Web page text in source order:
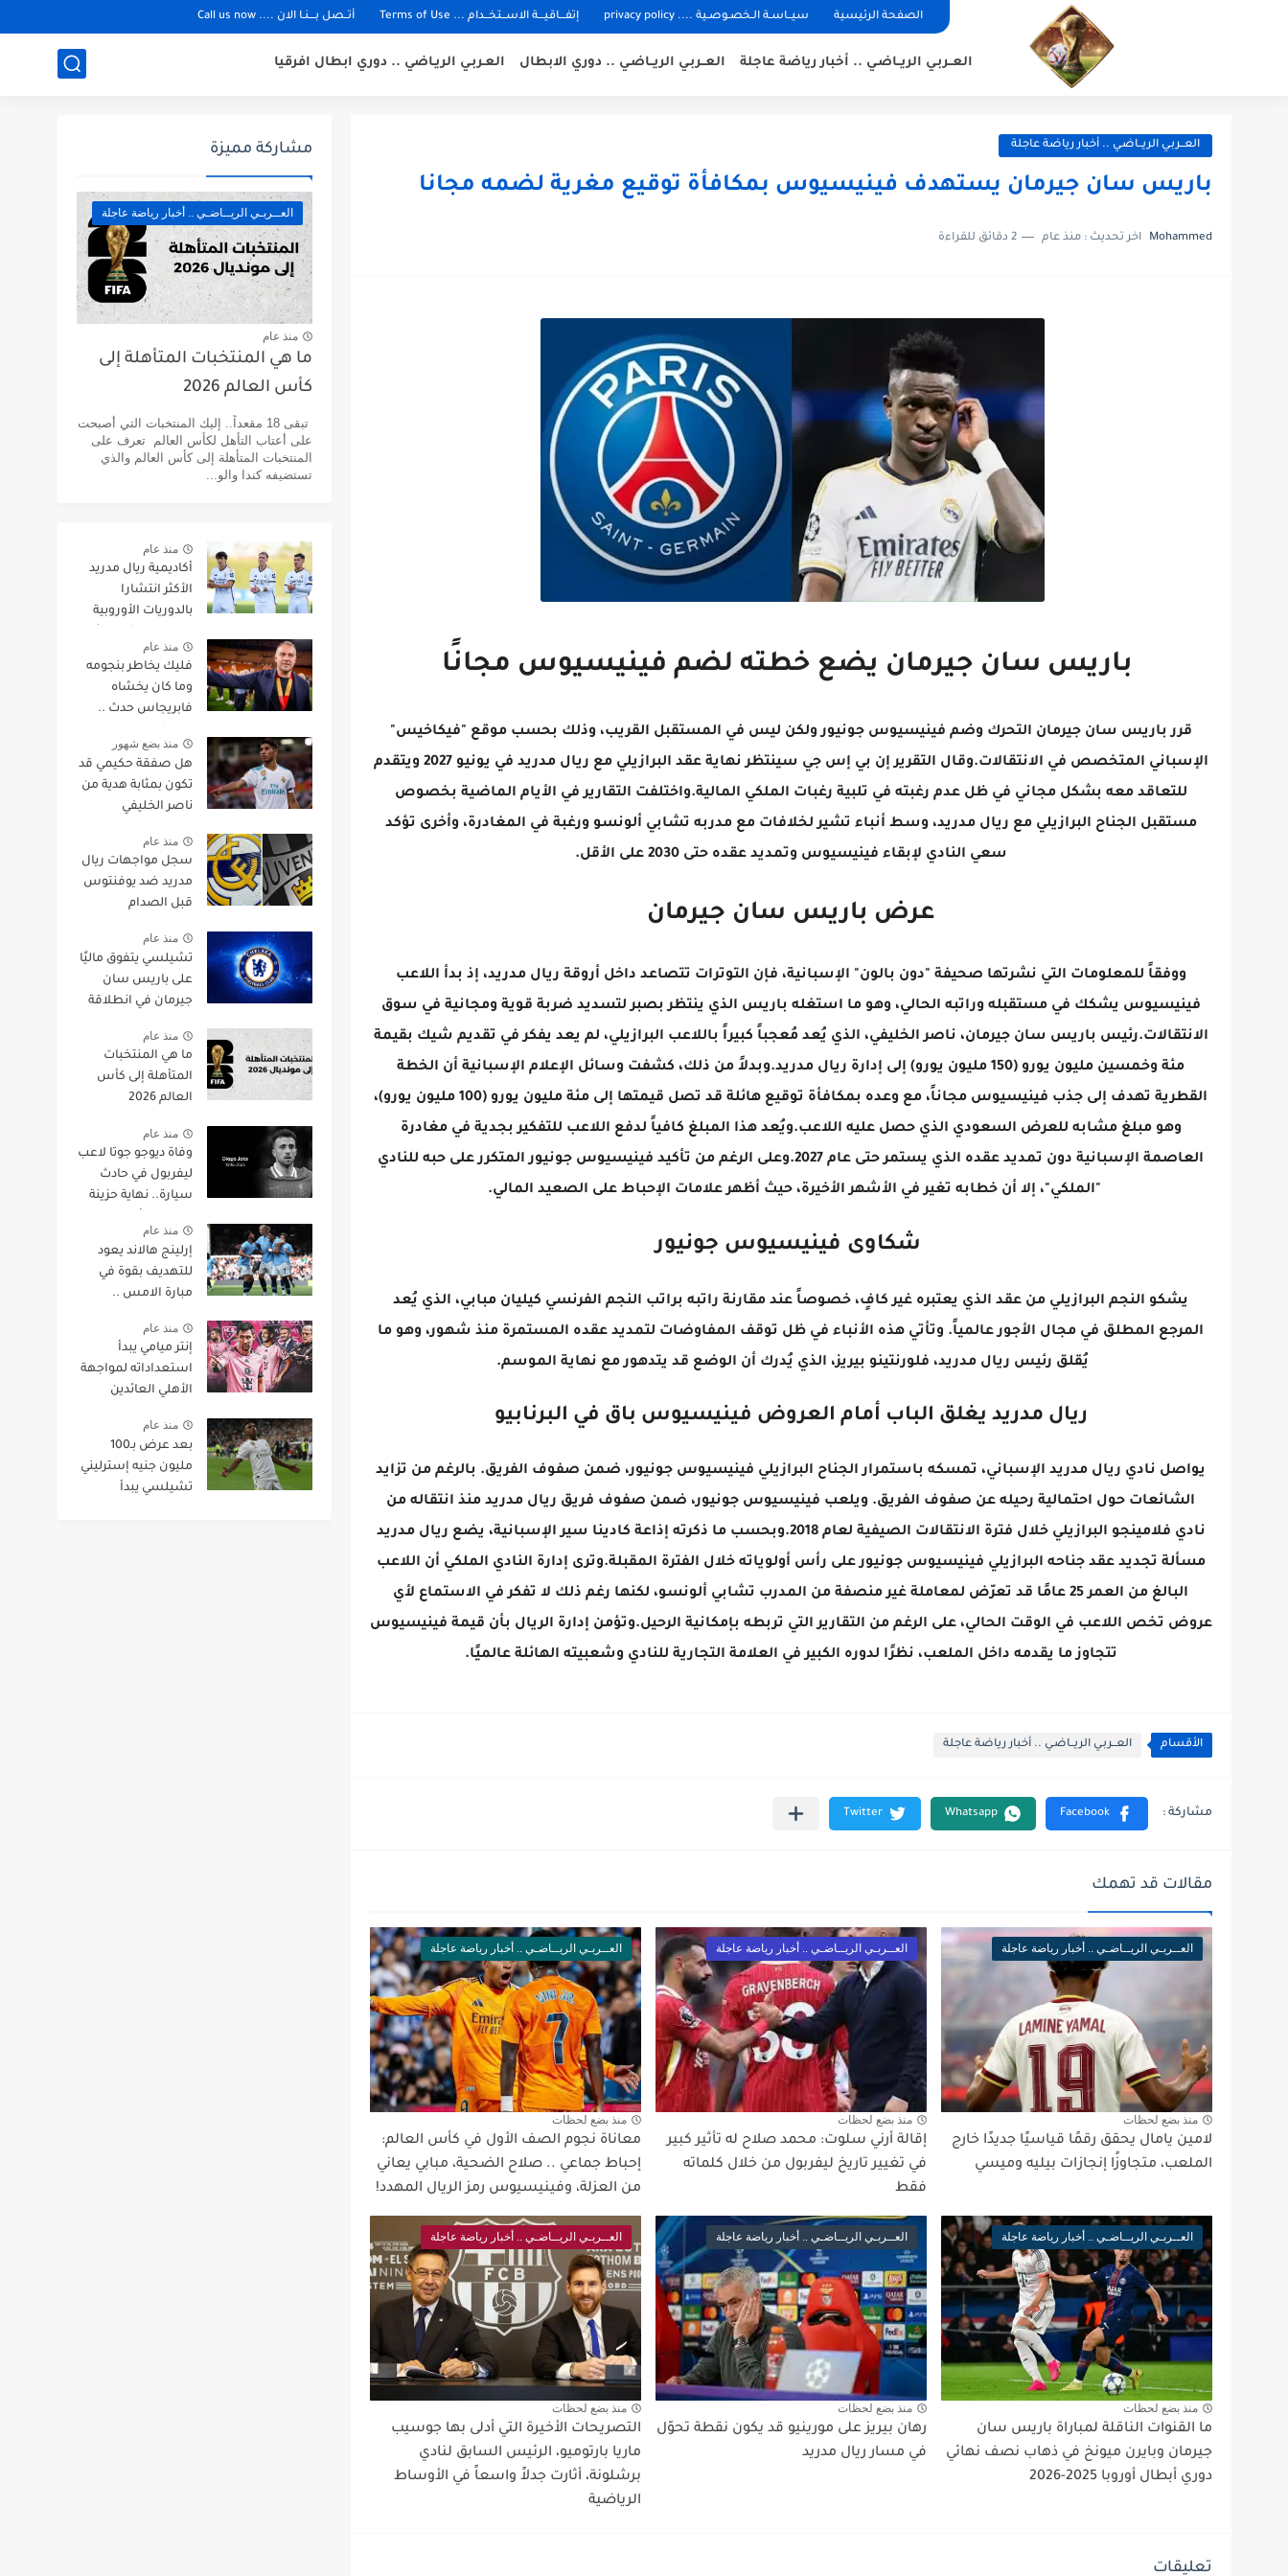
الصفحة الرئيسية سيــاسـة الـخصـوصـية .... privacy policy إتفـــاقيـــة الاســتخــدام ... Terms of Use أتــصل بـــنـا الان .... Call us now
العــربـي الريــاضـي .. أخبار رياضة عاجلة العــربـي الريــاضـي .. دوري الابطال العـربـي الريـاضي .. دوري ابطال افرقيا
العــربـي الريــاضـي .. أخبار رياضة عاجلة
باريس سان جيرمان يستهدف فينيسيوس بمكافأة توقيع مغرية لضمه مجانا
Mohammed اخر تحديث :منذ عام 2 دقائق للقراءة
باريس سان جيرمان يضع خطته لضم فينيسيوس مجانًا
قرر باريس سان جيرمان التحرك وضم فينيسيوس جونيور ولكن ليس في المستقبل القريب، وذلك بحسب موقع "فيكاخيس"
الإسباني المتخصص في الانتقالات.وقال التقرير إن بي إس جي سينتظر نهاية عقد البرازيلي مع ريال مدريد في يونيو 2027 ويتقدم
للتعاقد معه بشكل مجاني في ظل عدم رغبته في تلبية رغبات الملكي المالية.واختلفت التقارير في الأيام الماضية بخصوص
مستقبل الجناح البرازيلي مع ريال مدريد، وسط أنباء تشير لخلافات مع مدربه تشابي ألونسو ورغبة في المغادرة، وأخرى تؤكد
سعي النادي لإبقاء فينيسيوس وتمديد عقده حتى 2030 على الأقل.
عرض باريس سان جيرمان
ووفقاً للمعلومات التي نشرتها صحيفة "دون بالون" الإسبانية، فإن التوترات تتصاعد داخل أروقة ريال مدريد، إذ بدأ اللاعب
فينيسيوس يشكك في مستقبله وراتبه الحالي، وهو ما استغله باريس الذي ينتظر بصبر لتسديد ضربة قوية ومجانية في سوق
الانتقالات.رئيس باريس سان جيرمان، ناصر الخليفي، الذي يُعد مُعجباً كبيراً باللاعب البرازيلي، لم يعد يفكر في تقديم شيك بقيمة
مئة وخمسين مليون يورو (150 مليون يورو) إلى إدارة ريال مدريد.وبدلاً من ذلك، كشفت وسائل الإعلام الإسبانية أن الخطة
القطرية تهدف إلى جذب فينيسيوس مجاناً، مع وعده بمكافأة توقيع هائلة قد تصل قيمتها إلى مئة مليون يورو (100 مليون يورو)،
وهو مبلغ مشابه للعرض السعودي الذي حصل عليه اللاعب.ويُعد هذا المبلغ كافياً لدفع اللاعب للتفكير بجدية في مغادرة
العاصمة الإسبانية دون تمديد عقده الذي يستمر حتى عام 2027.وعلى الرغم من تأكيد فينيسيوس جونيور المتكرر على حبه للنادي
"الملكي"، إلا أن خطابه تغير في الأشهر الأخيرة، حيث أظهر علامات الإحباط على الصعيد المالي.
شكاوى فينيسيوس جونيور
يشكو النجم البرازيلي من عقد الذي يعتبره غير كافٍ، خصوصاً عند مقارنة راتبه براتب النجم الفرنسي كيليان مبابي، الذي يُعد
المرجع المطلق في مجال الأجور عالمياً. وتأتي هذه الأنباء في ظل توقف المفاوضات لتمديد عقده المستمرة منذ شهور، وهو ما
يُقلق رئيس ريال مدريد، فلورنتينو بيريز، الذي يُدرك أن الوضع قد يتدهور مع نهاية الموسم.
ريال مدريد يغلق الباب أمام العروض فينيسيوس باق في البرنابيو
يواصل نادي ريال مدريد الإسباني، تمسكه باستمرار الجناح البرازيلي فينيسيوس جونيور، ضمن صفوف الفريق. بالرغم من تزايد
الشائعات حول احتمالية رحيله عن صفوف الفريق. ويلعب فينيسيوس جونيور، ضمن صفوف فريق ريال مدريد منذ انتقاله من
نادي فلامينجو البرازيلي خلال فترة الانتقالات الصيفية لعام 2018.وبحسب ما ذكرته إذاعة كادينا سير الإسبانية، يضع ريال مدريد
مسألة تجديد عقد جناحه البرازيلي فينيسيوس جونيور على رأس أولوياته خلال الفترة المقبلة.وترى إدارة النادي الملكي أن اللاعب
البالغ من العمر 25 عامًا قد تعرّض لمعاملة غير منصفة من المدرب تشابي ألونسو، لكنها رغم ذلك لا تفكر في الاستماع لأي
عروض تخص اللاعب في الوقت الحالي، على الرغم من التقارير التي تربطه بإمكانية الرحيل.وتؤمن إدارة الريال بأن قيمة فينيسيوس
تتجاوز ما يقدمه داخل الملعب، نظرًا لدوره الكبير في العلامة التجارية للنادي وشعبيته الهائلة عالميًا.
الأقسام العــربـي الريــاضـي .. أخبار رياضة عاجلة
مقالات قد تهمك
العــربـي الريــاضـي .. أخبار رياضة عاجلة
منذ بضع لحظات
لامين يامال يحقق رقمًا قياسيًا جديدًا خارج
الملعب، متجاوزًا إنجازات بيليه وميسي
العــربـي الريــاضـي .. أخبار رياضة عاجلة
منذ بضع لحظات
إقالة أرني سلوت: محمد صلاح له تأثير كبير
في تغيير تاريخ ليفربول من خلال كلماته
فقط
العــربـي الريــاضـي .. أخبار رياضة عاجلة
منذ بضع لحظات
معاناة نجوم الصف الأول في كأس العالم:
إحباط جماعي .. صلاح الضحية، مبابي يعاني
من العزلة، وفينيسيوس رمز الريال المهدد!
العــربـي الريــاضـي .. أخبار رياضة عاجلة
منذ بضع لحظات
ما القنوات الناقلة لمباراة باريس سان
جيرمان وبايرن ميونخ في ذهاب نصف نهائي
دوري أبطال أوروبا 2025-2026
العــربـي الريــاضـي .. أخبار رياضة عاجلة
منذ بضع لحظات
رهان بيريز على مورينيو قد يكون نقطة تحوّل
في مسار ريال مدريد
العــربـي الريــاضـي .. أخبار رياضة عاجلة
منذ بضع لحظات
التصريحات الأخيرة التي أدلى بها جوسيب
ماريا بارتوميو، الرئيس السابق لنادي
برشلونة، أثارت جدلاً واسعاً في الأوساط
الرياضية
تعليقات
مشاركة مميزة
العــربـي الريــاضـي .. أخبار رياضة عاجلة
منذ عام
ما هي المنتخبات المتأهلة إلى
كأس العالم 2026
تبقى 18 مقعداً.. إليك المنتخبات التي أصبحت
على أعتاب التأهل لكأس العالم تعرف على
المنتخبات المتأهلة إلى كأس العالم والذي
تستضيفه كندا والو...
منذ عام
أكاديمية ريال مدريد
الأكثر انتشارا
بالدوريات الأوروبية
منذ عام
فليك يخاطر بنجومه
وما كان يخشاه
فابريجاس حدث ..
ثمن أزماته بـ"حارس
بديل"!
منذ بضع شهور
هل صفقة حكيمي قد
تكون بمثابة هدية من
ناصر الخليفي
منذ عام
سجل مواجهات ريال
مدريد ضد يوفنتوس
قبل الصدام
منذ عام
تشيلسي يتفوق ماليًا
على باريس سان
جيرمان في انطلاقة
منذ عام
ما هي المنتخبات
المتأهلة إلى كأس
العالم 2026
منذ عام
وفاة ديوجو جوتا لاعب
ليفربول في حادث
سيارة.. نهاية حزينة
جوتا عالميًا
منذ عام
إرلينج هالاند يعود
للتهديف بقوة في
مبارة الامس ..
بهذا المركز ..
جوارديولا سعيد
بالصفقات الجديدة
منذ عام
إنتر ميامي يبدأ
استعداداته لمواجهة
الأهلي العائدين
منذ عام
بعد عرض بـ100
مليون جنيه إسترليني
تشيلسي يبدأ